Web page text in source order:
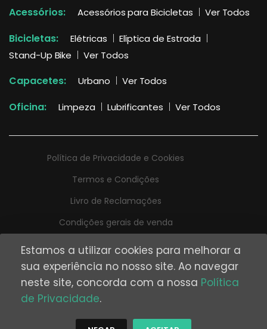
Acessórios: Acessórios para Bicicletas Ver Todos
Bicicletas: Elétricas
Elíptica de Estrada
Stand-Up Bike
Ver Todos
Capacetes: Urbano Ver Todos
Oficina: Limpeza Lubrificantes Ver Todos
Política de Privacidade e Cookies
Termos e Condições
Livro de Reclamações
Condições gerais de venda
Desenvolvido por
© DSK Digital 2026
Estamos a utilizar cookies para melhorar a
sua experiência no nosso site. Ao navegar
neste site, concorda com a nossa Política
de Privacidade.